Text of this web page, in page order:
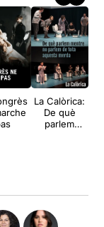
La Calòrica:
De què
parlem